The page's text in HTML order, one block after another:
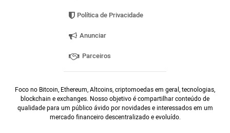
Política de Privacidade
Anunciar
Parceiros
Foco no Bitcoin, Ethereum, Altcoins, criptomoedas em geral, tecnologias,
blockchain e exchanges. Nosso objetivo é compartilhar conteúdo de
qualidade para um público ávido por novidades e interessados em um
mercado financeiro descentralizado e evoluído.